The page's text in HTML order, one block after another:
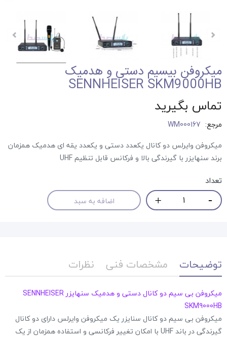
میکروفن بیسیم دستی و هدمیک
SENNHEISER SKM9000HB
تماس بگیرید
مرجع: WM000167
میکروفن وایرلس دو کانال یکعدد دستی و یکعدد یقه ای هدمیک همزمان
برند سنهایزر با گیرندگی بالا و فرکانس قابل تنظیم UHF
تعداد
اضافه به سبد
توضیحات مشخصات فنی نظرات
میکروفن بی سیم دو کانال دستی و هدمیک سنهایزر SENNHEISER
SKM9000HB
میکروفن بی سیم دو کانال سنایزر یک میکروفن وایرلس دارای دو کانال
گیرندگی در باند UHF با امکان تغییر فرکانسی و استفاده همزمان از یک